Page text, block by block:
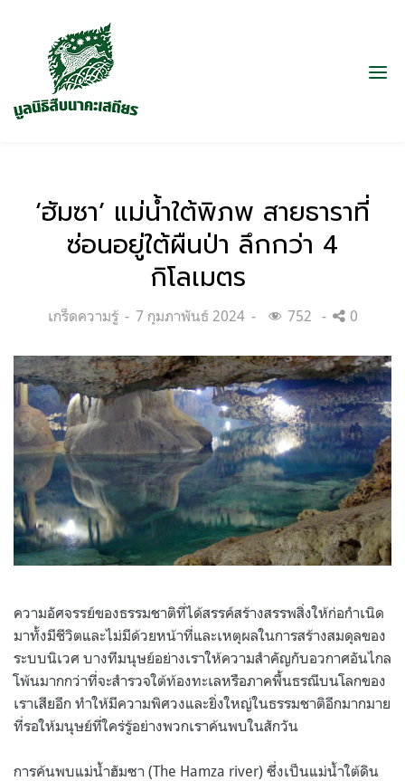
‘ฮัมซา’ แม่น้ำใต้พิภพ สายธาราที่
ซ่อนอยู่ใต้ผืนป่า ลึกกว่า 4
กิโลเมตร
Categories:
เกร็ดความรู้
Posted
7 กุมภาพันธ์ 2024 752 0
ความอัศจรรย์ของธรรมชาติที่ได้สรรค์สร้างสรรพสิ่งให้ก่อกำเนิด
มาทั้งมีชีวิตและไม่มีด้วยหน้าที่และเหตุผลในการสร้างสมดุลของ
ระบบนิเวศ บางทีมนุษย์อย่างเราให้ความสำคัญกับอวกาศอันไกล
โพ้นมากกว่าที่จะสำรวจใต้ท้องทะเลหรือภาคพื้นธรณีบนโลกของ
เราเสียอีก ทำให้มีความพิศวงและยิ่งใหญ่ในธรรมชาติอีกมากมาย
ที่รอให้มนุษย์ที่ใคร่รู้อย่างพวกเราค้นพบในสักวัน
การค้นพบแม่น้ำฮัมซา (The Hamza river) ซึ่งเป็นแม่น้ำใต้ดิน